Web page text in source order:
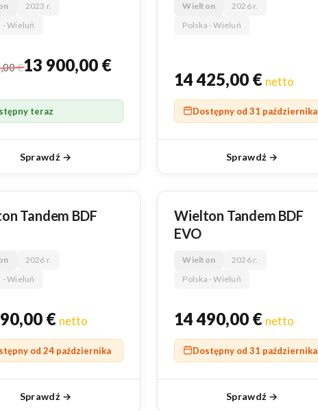
2023 r.
- Wieluń
€13 900,00 €
teraz
Sprawdź →
Wielton
2026 r.
Polska - Wieluń
14 425,00 € netto
Dostępny od 31 października
Sprawdź →
Tandem BDF
2026 r.
- Wieluń
€ netto
od 24 października
Sprawdź →
NOWY
Wielton Tandem BDF
EVO
Wielton
2026 r.
Polska - Wieluń
14 490,00 € netto
Dostępny od 31 października
Sprawdź →